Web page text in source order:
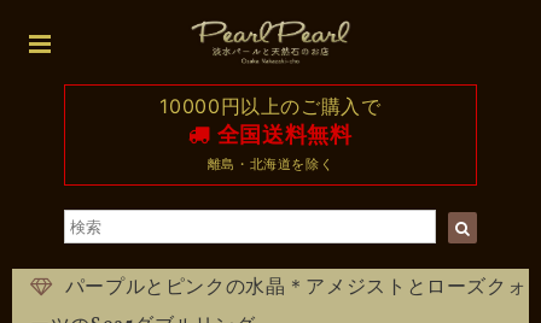
10000円以上のご購入で
全国送料無料
離島・北海道を除く
パープルとピンクの水晶＊アメジストとローズクォ